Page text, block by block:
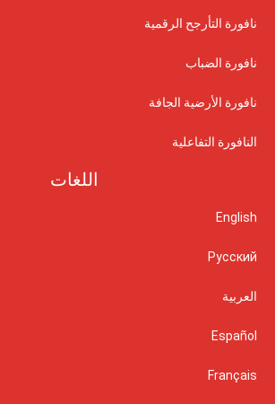
نافورة التأرجح الرقمية
نافورة الضباب
نافورة الأرضية الجافة
النافورة التفاعلية
اللغات
English
Русский
العربية
Español
Français